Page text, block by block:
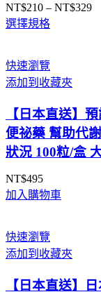
NT$210 – NT$329價
選擇規格
快速瀏覽
添加到收藏夾
【日本直送】
便祕藥 幫助代
狀況 100粒/盒
NT$495
加入購物車
快速瀏覽
添加到收藏夾
【日本直送】